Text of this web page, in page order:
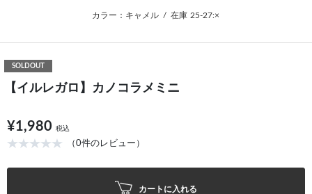
カラー：キャメル / 在庫 25-27:×
SOLDOUT
【イルレガロ】カノコラメミニ
¥1,980 税込
（0件のレビュー）
カートに入れる